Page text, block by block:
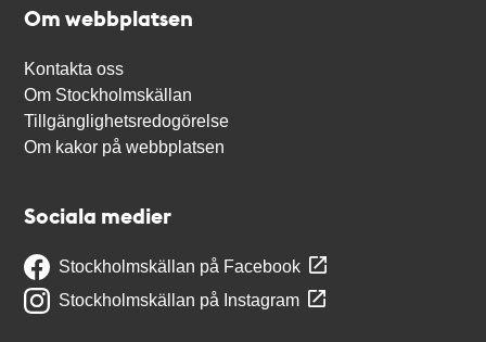
Om webbplatsen
Kontakta oss
Om Stockholmskällan
Tillgänglighetsredogörelse
Om kakor på webbplatsen
Sociala medier
Stockholmskällan på Facebook
Stockholmskällan på Instagram